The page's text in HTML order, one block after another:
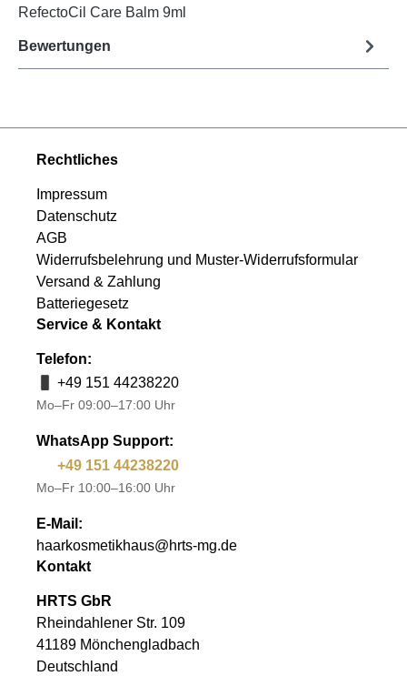
RefectoCil Care Balm 9ml
Bewertungen
Rechtliches
Impressum
Datenschutz
AGB
Widerrufsbelehrung und Muster-Widerrufsformular
Versand & Zahlung
Batteriegesetz
Service & Kontakt
Telefon:
+49 151 44238220
Mo–Fr 09:00–17:00 Uhr
WhatsApp Support:
+49 151 44238220
Mo–Fr 10:00–16:00 Uhr
E-Mail:
haarkosmetikhaus@hrts-mg.de
Kontakt
HRTS GbR
Rheindahlener Str. 109
41189 Mönchengladbach
Deutschland